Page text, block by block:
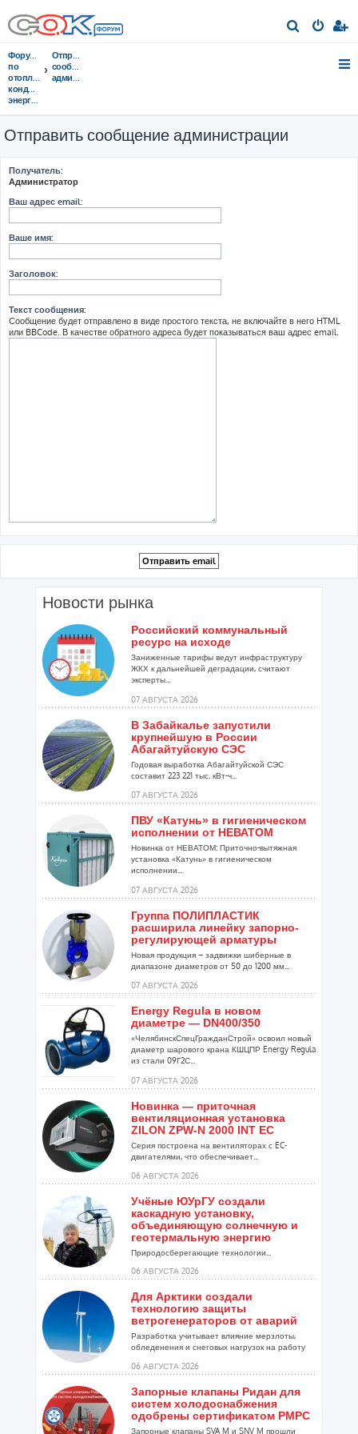
о
Форумы
по
отоплению,
кондиционированию,
энергосбережению
Отправить
сообщение
администрации
Отправить сообщение администрации
Получатель:
Администратор
Ваш адрес email:
Ваше имя:
Заголовок:
Текст сообщения:
Сообщение будет отправлено в виде простого текста, не включайте в него HTML
или BBCode. В качестве обратного адреса будет показываться ваш адрес email.
Новости рынка
Российский коммунальный
ресурс на исходе
Заниженные тарифы ведут инфраструктуру
ЖКХ к дальнейшей деградации, считают
эксперты...
07 АВГУСТА 2026
В Забайкалье запустили
крупнейшую в России
Абагайтуйскую СЭС
Годовая выработка Абагайтуйской СЭС
составит 223 221 тыс. кВт-ч...
07 АВГУСТА 2026
ПВУ «Катунь» в гигиеническом
исполнении от НЕВАТОМ
Новинка от НЕВАТОМ: Приточно-вытяжная
установка «Катунь» в гигиеническом
исполнении...
07 АВГУСТА 2026
Группа ПОЛИПЛАСТИК
расширила линейку запорно-
регулирующей арматуры
Новая продукция – задвижки шиберные в
диапазоне диаметров от 50 до 1200 мм...
07 АВГУСТА 2026
Energy Regula в новом
диаметре — DN400/350
«ЧелябинскСпецГражданСтрой» освоил новый
диаметр шарового крана КШЦПР Energy Regula
из стали 09Г2С...
07 АВГУСТА 2026
Новинка — приточная
вентиляционная установка
ZILON ZPW-N 2000 INT EC
Серия построена на вентиляторах с EC-
двигателями, что обеспечивает...
06 АВГУСТА 2026
Учёные ЮУрГУ создали
каскадную установку,
объединяющую солнечную и
геотермальную энергию
Природосберегающие технологии...
06 АВГУСТА 2026
Для Арктики создали
технологию защиты
ветрогенераторов от аварий
Разработка учитывает влияние мерзлоты,
обледенения и снеговых нагрузок на работу
06 АВГУСТА 2026
Запорные клапаны Ридан для
систем холодоснабжения
одобрены сертификатом РМРС
Запорные клапаны SVA M и SNV M прошли